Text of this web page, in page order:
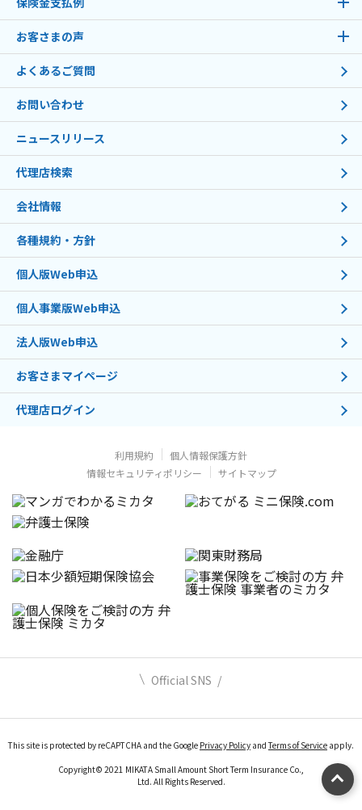
お客さまの声
よくあるご質問
お問い合わせ
ニュースリリース
代理店検索
会社情報
各種規約・方針
個人版Web申込
個人事業版Web申込
法人版Web申込
お客さまマイページ
代理店ログイン
利用規約
個人情報保護方針
情報セキュリティポリシー
サイトマップ
Official SNS
This site is protected by reCAPTCHA and the Google Privacy Policy andTerms of Service apply.
Copyright© 2021 MIKATA Small Amount Short Term Insurance Co.,
Ltd. All Rights Reserved.